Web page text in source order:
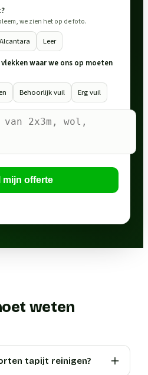
we zien het op de foto.
Alcantara Leer
waar we ons op moeten
Behoorlijk vuil Erg vuil
mijn offerte
weten
tapijt reinigen?